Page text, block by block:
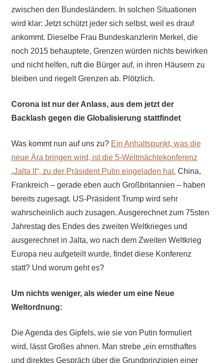
zwischen den Bundesländern. In solchen Situationen
wird klar: Jetzt schützt jeder sich selbst, weil es drauf
ankommt. Dieselbe Frau Bundeskanzlerin Merkel, die
noch 2015 behauptete, Grenzen würden nichts bewirken
und nicht helfen, ruft die Bürger auf, in ihren Häusern zu
bleiben und riegelt Grenzen ab. Plötzlich.
Corona ist nur der Anlass, aus dem jetzt der
Backlash gegen die Globalisierung stattfindet
Was kommt nun auf uns zu? Ein Anhaltspunkt, was die
neue Ära bringen wird, ist die 5-Weltmächtekonferenz
„Jalta II“, zu der Präsident Putin eingeladen hat. China,
Frankreich – gerade eben auch Großbritannien – haben
bereits zugesagt. US-Präsident Trump wird sehr
wahrscheinlich auch zusagen. Ausgerechnet zum 75sten
Jahrestag des Endes des zweiten Weltkrieges und
ausgerechnet in Jalta, wo nach dem Zweiten Weltkrieg
Europa neu aufgeteilt wurde, findet diese Konferenz
statt? Und worum geht es?
Um nichts weniger, als wieder um eine Neue
Weltordnung:
Die Agenda des Gipfels, wie sie von Putin formuliert
wird, lässt Großes ahnen. Man strebe „ein ernsthaftes
und direktes Gespräch über die Grundprinzipien einer